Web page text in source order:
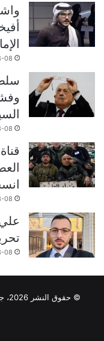
08
08
08
08
© حقوق النشر 2026، جميع الحقوق محفوظة |